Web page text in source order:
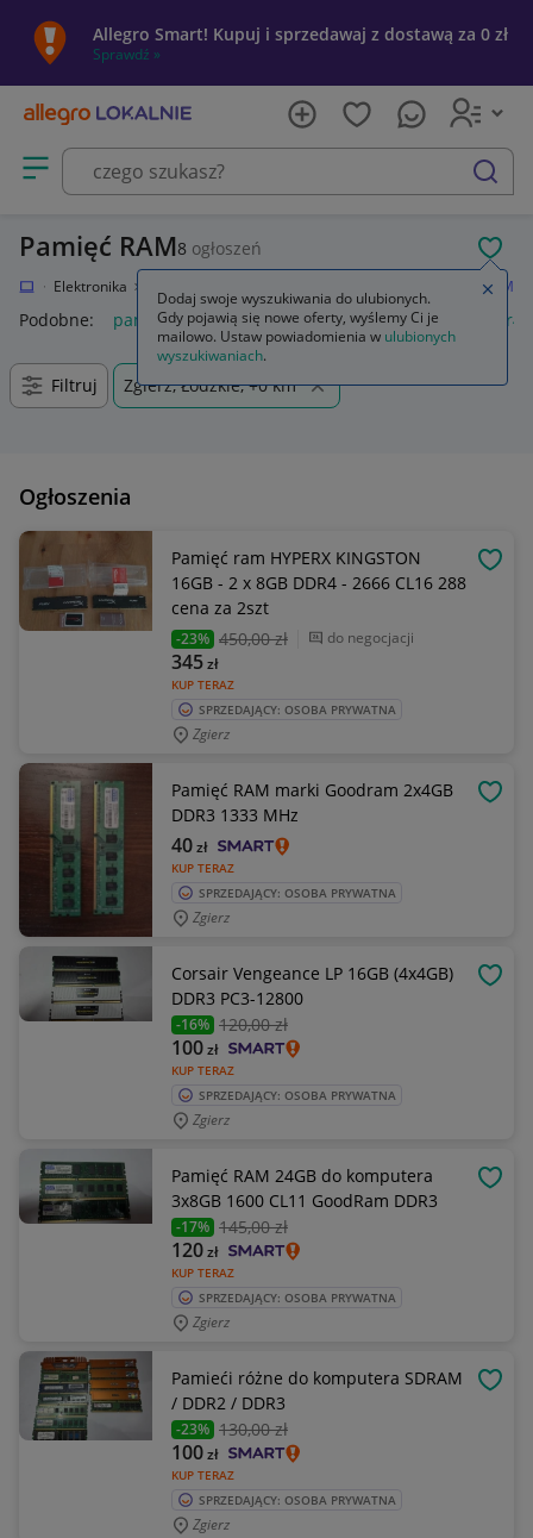
Allegro Smart! Kupuj i sprzedawaj z dostawą za 0 zł
Sprawdź »
Otwórz menu z kategoriami
szukaj
Pamięć RAM8 ogłoszeń
Elektronika Pamięć RAM
Podobne: pamięć ram pamięć ram ddr5 pamięć ram ddr4
Filtruj Zgierz, Łódzkie, +0 km
Ogłoszenia
Pamięć ram HYPERX KINGSTON
16GB - 2 x 8GB DDR4 - 2666 CL16 288
cena za 2szt
-23% 450,00 zł do negocjacji
KUP TERAZ
345zł
SPRZEDAJĄCY: OSOBA PRYWATNA
Zgierz
Pamięć RAM marki Goodram 2x4GB
DDR3 1333 MHz
KUP TERAZ
40zł
SPRZEDAJĄCY: OSOBA PRYWATNA
Zgierz
Corsair Vengeance LP 16GB (4x4GB)
DDR3 PC3-12800
-16% 120,00 zł
KUP TERAZ
100zł
SPRZEDAJĄCY: OSOBA PRYWATNA
Zgierz
Pamięć RAM 24GB do komputera
3x8GB 1600 CL11 GoodRam DDR3
-17% 145,00 zł
KUP TERAZ
120zł
SPRZEDAJĄCY: OSOBA PRYWATNA
Zgierz
Pamieći różne do komputera SDRAM
/ DDR2 / DDR3
-23% 130,00 zł
KUP TERAZ
100zł
SPRZEDAJĄCY: OSOBA PRYWATNA
Zgierz
Dodaj swoje wyszukiwania do ulubionych.
Gdy pojawią się nowe oferty, wyślemy Ci je
mailowo. Ustaw powiadomienia w ulubionych
wyszukiwaniach.